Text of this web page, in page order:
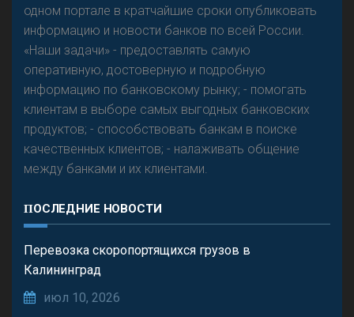
Резкого разворота на рынке автокредитов не
предвидится - «Интервью»
одном портале в кратчайшие сроки опубликовать
информацию и новости банков по всей России.
«Наши задачи» - предоставлять самую
оперативную, достоверную и подробную
информацию по банковскому рынку; - помогать
клиентам в выборе самых выгодных банковских
продуктов; - способствовать банкам в поиске
качественных клиентов; - налаживать общение
между банками и их клиентами.
ПОСЛЕДНИЕ НОВОСТИ
Перевозка скоропортящихся грузов в
Калининград
июл 10, 2026